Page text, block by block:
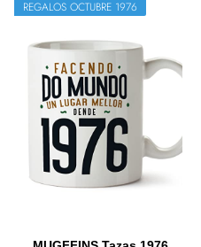
REGALOS OCTUBRE 1976